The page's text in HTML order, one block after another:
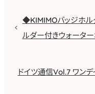
◆KIMIMOバッジホ
ルダー付きウォータ
ドイツ通信Vol.7 ワンデ